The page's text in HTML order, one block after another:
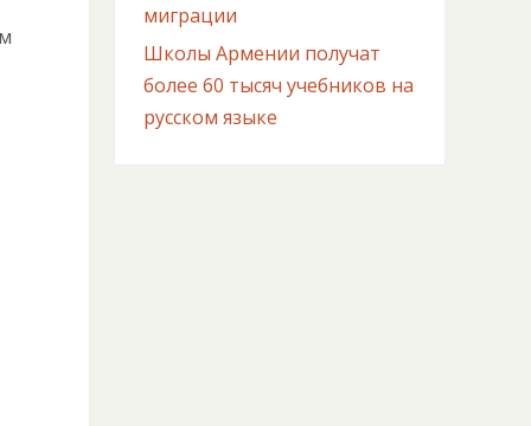
миграции
Школы Армении получат
более 60 тысяч учебников на
русском языке